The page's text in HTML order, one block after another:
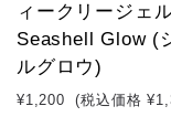
ィークリージェ
Seashell Glow (
ルグロウ)
¥1,200 (税込価格